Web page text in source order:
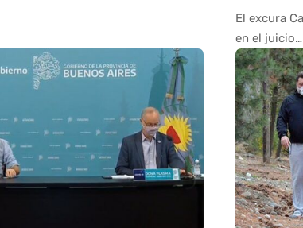
El excura
en el juicio…